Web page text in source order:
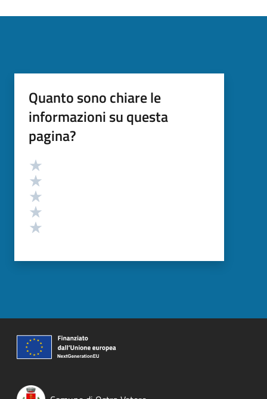
Quanto sono chiare le
informazioni su questa
pagina?
Valutazione